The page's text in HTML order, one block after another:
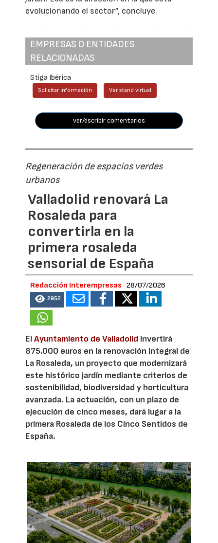
evolucionando el sector”, concluye.
EMPRESAS O ENTIDADES
RELACIONADAS
Stiga Ibérica
Solicitar información Ver stand virtual
ver/escribir comentarios
Regeneración de espacios verdes
urbanos
Valladolid renovará La
Rosaleda para
convertirla en la
primera rosaleda
sensorial de España
Redacción Interempresas 28/07/2026
2952
ElAyuntamiento de Valladolid invertirá
875.000 euros en la renovación integral de
La Rosaleda, un proyecto que modernizará
este histórico jardín mediante criterios de
sostenibilidad, biodiversidad y horticultura
avanzada. La actuación, con un plazo de
ejecución de cinco meses, dará lugar a la
primera Rosaleda de los Cinco Sentidos de
España.